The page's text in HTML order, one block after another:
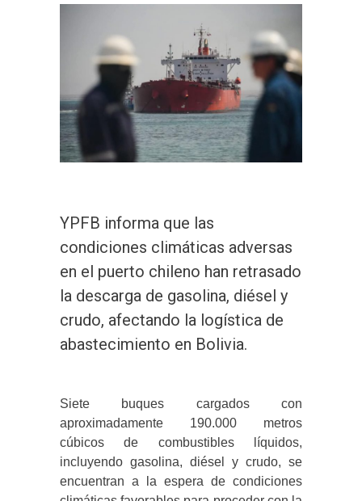
YPFB informa que las
condiciones climáticas adversas
en el puerto chileno han retrasado
la descarga de gasolina, diésel y
crudo, afectando la logística de
abastecimiento en Bolivia.
Siete buques cargados con
aproximadamente 190.000 metros
cúbicos de combustibles líquidos,
incluyendo gasolina, diésel y crudo, se
encuentran a la espera de condiciones